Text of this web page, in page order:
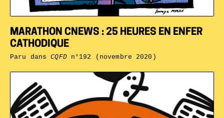
MARATHON CNEWS : 25 HEURES EN ENFER
CATHODIQUE
Paru dansCQFDn°192 (novembre 2020)